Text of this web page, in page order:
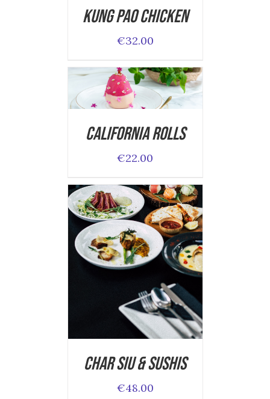
Kung Pao Chicken
€32.00
ADD TO CART
/
DETAILS
California Rolls
€22.00
ADD TO CART
/
DETAILS
Char Siu & Sushis
€48.00